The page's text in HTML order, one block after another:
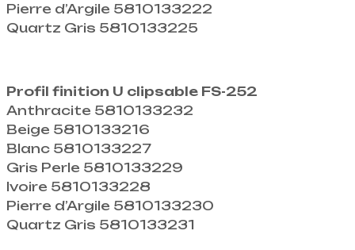
Pierre d’Argile 5810133222
Quartz Gris 5810133225
Profil finition U clipsable FS-252
Anthracite 5810133232
Beige 5810133216
Blanc 5810133227
Gris Perle 5810133229
Ivoire 5810133228
Pierre d’Argile 5810133230
Quartz Gris 5810133231